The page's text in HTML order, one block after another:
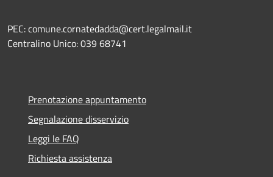
PEC: comune.cornatedadda@cert.legalmail.it
Centralino Unico: 039 68741
Prenotazione appuntamento
Segnalazione disservizio
Leggi le FAQ
Richiesta assistenza